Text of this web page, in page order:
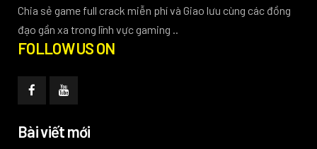
Chia sẻ game full crack miễn phí và Giao lưu cùng các đồng
đạo gần xa trong lĩnh vực gaming ..
FOLLOW US ON
Bài viết mới